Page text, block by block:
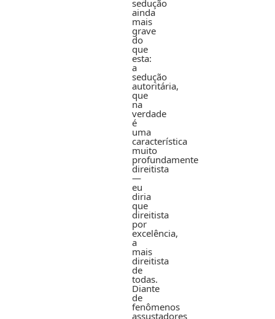
sedução
ainda
mais
grave
do
que
esta:
a
sedução
autoritária,
que
na
verdade
é
uma
característica
muito
profundamente
direitista
—
eu
diria
que
direitista
por
excelência,
a
mais
direitista
de
todas.
Diante
de
fenômenos
assustadores